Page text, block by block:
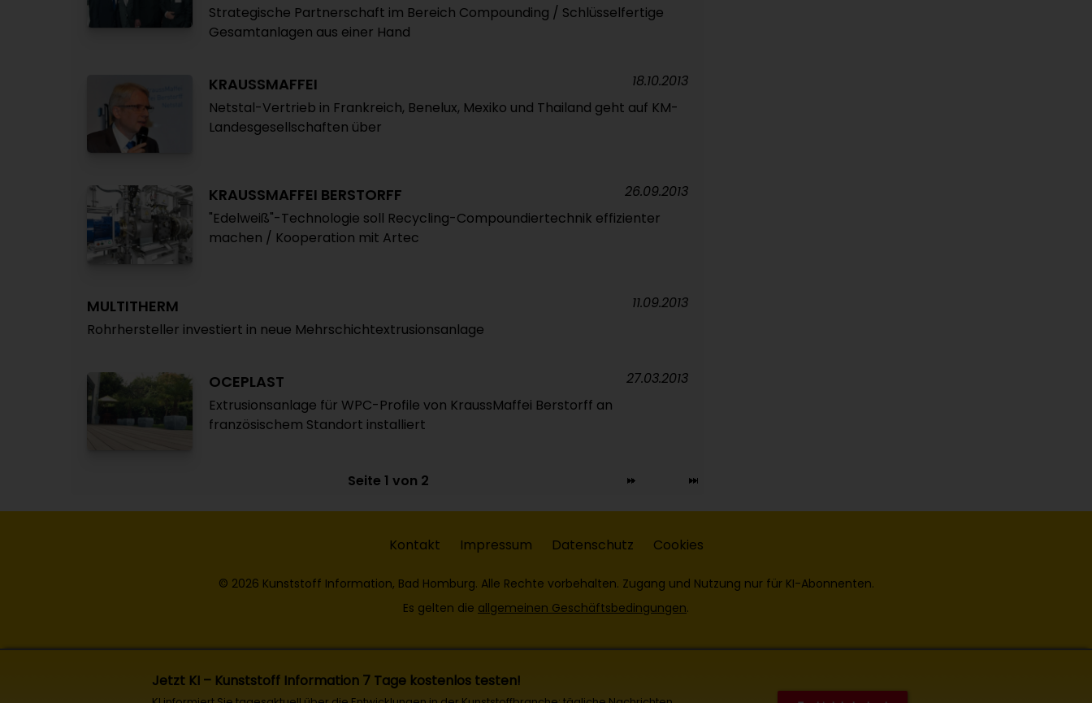
Strategische Partnerschaft im Bereich Compounding / Schlüsselfertige
Gesamtanlagen aus einer Hand
KRAUSSMAFFEI
Netstal-Vertrieb in Frankreich, Benelux, Mexiko und Thailand geht auf KM-
Landesgesellschaften über
18.10.2013
KRAUSSMAFFEI BERSTORFF
"Edelweiß"-Technologie soll Recycling-Compoundiertechnik effizienter
machen / Kooperation mit Artec
26.09.2013
MULTITHERM
Rohrhersteller investiert in neue Mehrschichtextrusionsanlage
11.09.2013
OCEPLAST
Extrusionsanlage für WPC-Profile von KraussMaffei Berstorff an
französischem Standort installiert
27.03.2013
Seite 1 von 2
Jetzt KI – Kunststoff Information 7 Tage kostenlos testen!
Kontakt Impressum Datenschutz Cookies
© 2026 Kunststoff Information, Bad Homburg. Alle Rechte vorbehalten. Zugang und Nutzung nur für KI-Abonnenten.
Es gelten die allgemeinen Geschäftsbedingungen.